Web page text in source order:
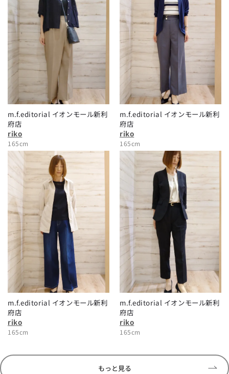
m.f.editorial イオンモール新利
府店
riko
165cm
m.f.editorial イオンモール新利
府店
riko
165cm
m.f.editorial イオンモール新利
府店
riko
165cm
m.f.editorial イオンモール新利
府店
riko
165cm
もっと見る